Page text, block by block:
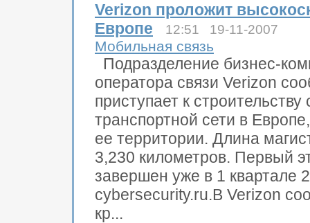
Verizon проложит
Европе
12:51 19-11-2007
Мобильная связь
Подразделение бизнес-
оператора связи Verizon
приступает к
транспортной сети в
ее территории. Длина
3,230 километров. Первый
завершен уже в 1 квартале
cybersecurity.ru.В Verizon
кр...